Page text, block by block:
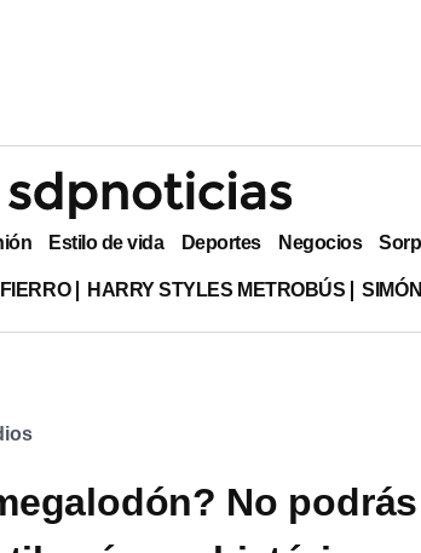
Estilo de vida Deportes Negocios
HARRY STYLES METROBÚS
No podrás